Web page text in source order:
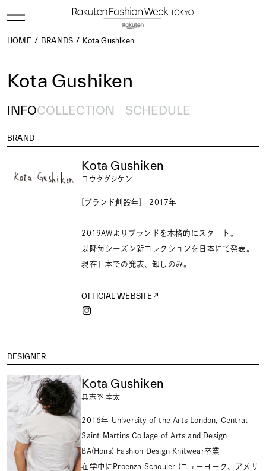
HOME BRANDS Kota Gushiken
Kota Gushiken
INFOCOLLECTION SCHEDULE
BRAND
Kota Gushiken
コウタグシケン
[ブランド創設年] 2017年
​2019AWよりブランドを本格的にスタート。
以降毎シーズン新コレクションを日本にて発表。
現在日本での発表、卸しのみ。
OFFICIAL WEBSITE
DESIGNER
Kota Gushiken
具志堅 幸太
2016年 University of the Arts London, Central
Saint Martins Collage of Arts and Design
BA(Hons) Fashion Design Knitwear卒業
在学中にProenza Schouler (ニューヨーク、アメリ